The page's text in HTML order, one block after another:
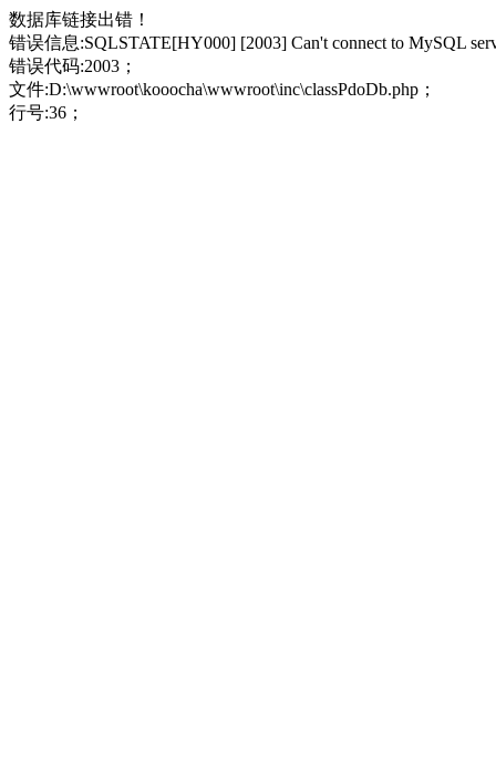
数据库链接出错！
错误信息:SQLSTATE[HY000] [2003] Can't connect to MySQL
错误代码:2003；
文件:D:\wwwroot\kooocha\wwwroot\inc\classPdoDb.php；
行号:36；